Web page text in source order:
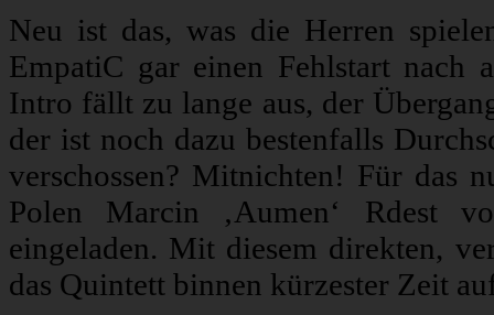
Neu ist das, was die Herren
EmpatiC gar einen Fehlstart nach
Intro fällt zu lange aus, der
der ist noch dazu bestenfalls
verschossen? Mitnichten! Für das
Polen Marcin ‚Aumen‘ Rdest
eingeladen. Mit diesem direkten,
das Quintett binnen kürzester Zeit